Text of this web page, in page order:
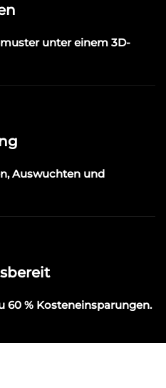
unter einem 3D-
Auswuchten und
60 % Kosteneinsparungen.